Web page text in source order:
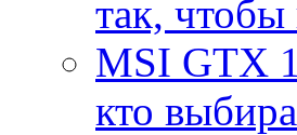
так,
MSI GTX
кто